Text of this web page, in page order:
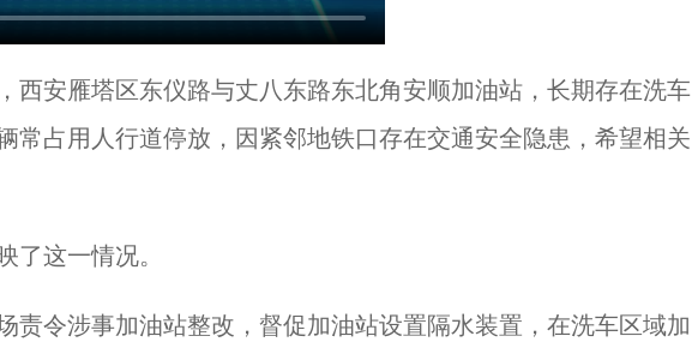
西安雁塔区东仪路与丈八东路东北角安顺加油站，长期存在洗车
常占用人行道停放，因紧邻地铁口存在交通安全隐患，希望相关
了这一情况。
责令涉事加油站整改，督促加油站设置隔水装置，在洗车区域加